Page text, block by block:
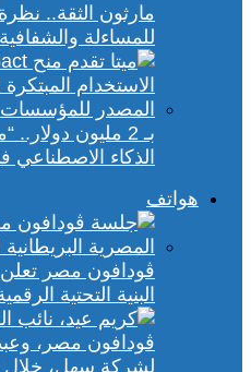
مارثون الثقة..
للمساءلة
بـ 2 مليون
الذكاء الاصطناعي
هواتف
البنية التحتية